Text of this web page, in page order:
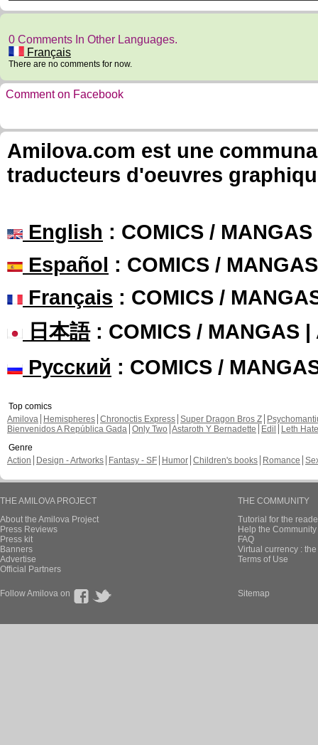
0 Comments In Other Languages.
Français
There are no comments for now.
Comment on Facebook
Amilova.com est une
traducteurs d'oeuvres
English : COMICS /
Español : COMICS /
Français : COMICS /
日本語: COMICS / MANGAS |
Русский : COMICS /
Top comics
Amilova
Hemispheres Chronoctis Express Super Dragon Bros Z
Bienvenidos A República Gada Only Two Astaroth Y Bernadette Edil
Leth Hate
Genre
Action
Design - Artworks Fantasy - SF Humor Children's books Romance
THE AMILOVA PROJECT
About the Amilova Project
Press Reviews
Press kit
Banners
Advertise
Official Partners
THE COMMUNITY
Tutorial for the
Help the
FAQ
Virtual currency :
Terms of Use
Follow Amilova on Sitemap